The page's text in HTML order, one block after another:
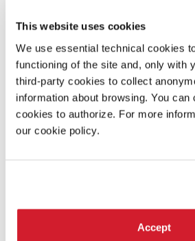
This website uses cookies
We use essential technical cookies
functioning of the site and, only with
third-party cookies to collect
information about browsing. You can
cookies to authorize. For more
our cookie policy.
Accept
SCOPRI DI PIÙ SUL FILM